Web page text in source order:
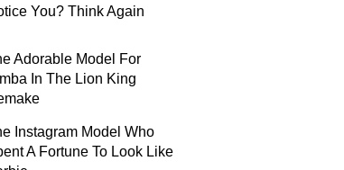
You? Think Again
Adorable Model For
In The Lion King
Instagram Model Who
A Fortune To Look Like